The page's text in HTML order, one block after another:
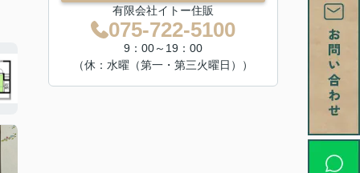
有限会社イトー住販
075-722-5100
9：00～19：00
（休：水曜（第一・第三火曜日））